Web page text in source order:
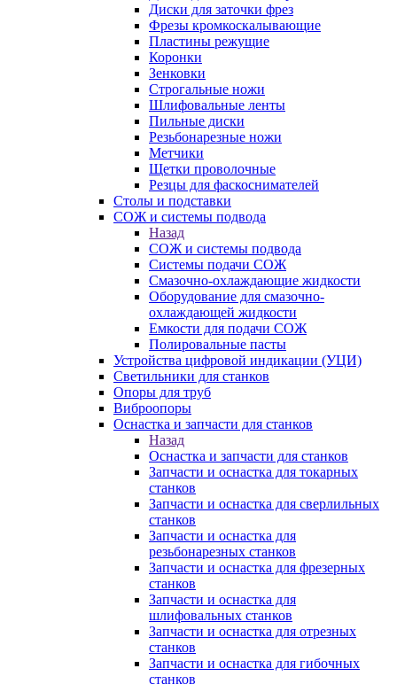
Диски для заточки фрез
Фрезы кромкоскалывающие
Пластины режущие
Коронки
Зенковки
Строгальные ножи
Шлифовальные ленты
Пильные диски
Резьбонарезные ножи
Метчики
Щетки проволочные
Резцы для фаскоснимателей
Столы и подставки
СОЖ и системы подвода
Назад
СОЖ и системы подвода
Системы подачи СОЖ
Смазочно-охлаждающие жидкости
Оборудование для смазочно-
охлаждающей жидкости
Емкости для подачи СОЖ
Полировальные пасты
Устройства цифровой индикации (УЦИ)
Светильники для станков
Опоры для труб
Виброопоры
Оснастка и запчасти для станков
Назад
Оснастка и запчасти для станков
Запчасти и оснастка для токарных
станков
Запчасти и оснастка для сверлильных
станков
Запчасти и оснастка для
резьбонарезных станков
Запчасти и оснастка для фрезерных
станков
Запчасти и оснастка для
шлифовальных станков
Запчасти и оснастка для отрезных
станков
Запчасти и оснастка для гибочных
станков